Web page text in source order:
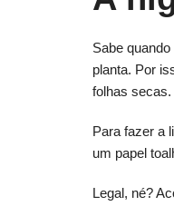
Sabe
planta. Por
folhas secas.
Para fazer a
um papel
Legal, né?